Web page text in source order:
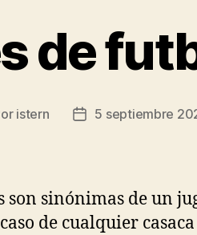
de
istern
Fecha5 septiembre
son sinónimas de un
de cualquier